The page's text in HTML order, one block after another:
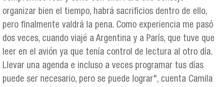
organizar bien el tiempo, habrá sacrificios dentro de ello,
pero finalmente valdrá la pena. Como experiencia me pasó
dos veces, cuando viajé a Argentina y a París, que tuve que
leer en el avión ya que tenía control de lectura al otro día.
Llevar una agenda e incluso a veces programar tus días
puede ser necesario, pero se puede lograr", cuenta Camila